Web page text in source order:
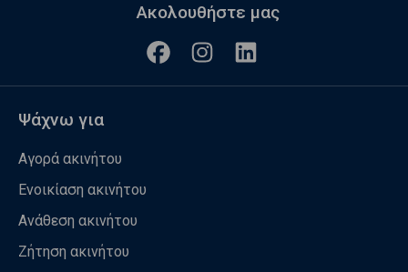
Ακολουθήστε μας
Ψάχνω για
Αγορά ακινήτου
Ενοικίαση ακινήτου
Ανάθεση ακινήτου
Ζήτηση ακινήτου